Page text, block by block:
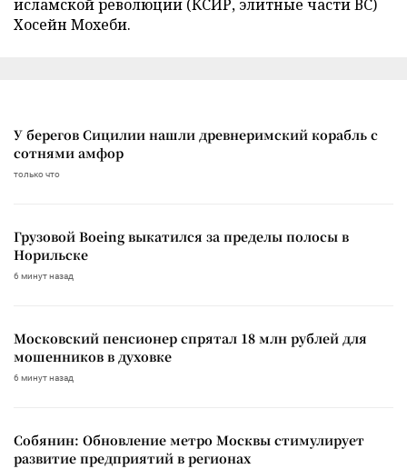
исламской революции (КСИР, элитные части ВС)
Хосейн Мохеби.
У берегов Сицилии нашли древнеримский корабль с
сотнями амфор
только что
Грузовой Boeing выкатился за пределы полосы в
Норильске
6 минут назад
Московский пенсионер спрятал 18 млн рублей для
мошенников в духовке
6 минут назад
Собянин: Обновление метро Москвы стимулирует
развитие предприятий в регионах